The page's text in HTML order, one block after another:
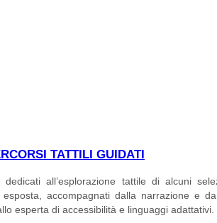
www.unive.it/web/it/6963/dettaglio-evento/1344
TATTILI GUIDATI
all’esplorazione tattile di alcuni
accompagnati dalla narrazione e
esperta di accessibilità e linguaggi adattativi.